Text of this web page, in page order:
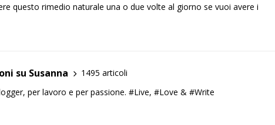
questo rimedio naturale una o due volte al giorno se vuoi avere i
su Susanna
1495 articoli
per lavoro e per passione. #Live, #Love & #Write